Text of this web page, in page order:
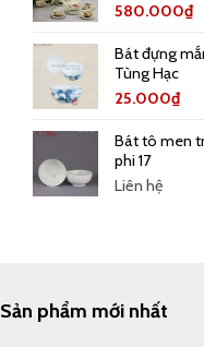
580.000₫
Bát đựng
Tùng Hạc
25.000₫
Bát tô men
phi 17
Liên hệ
Đĩa sứ sâu lòng số 7
vẽ tranh phong cảnh
45.000
Sản phẩm mới nhất